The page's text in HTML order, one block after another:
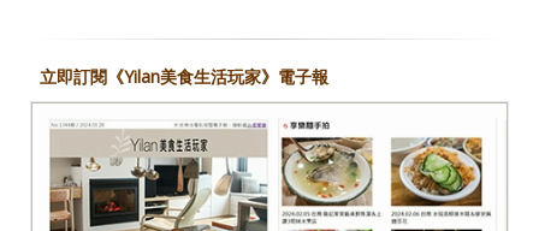
立即訂閱《Yilan美食生活玩家》電子報